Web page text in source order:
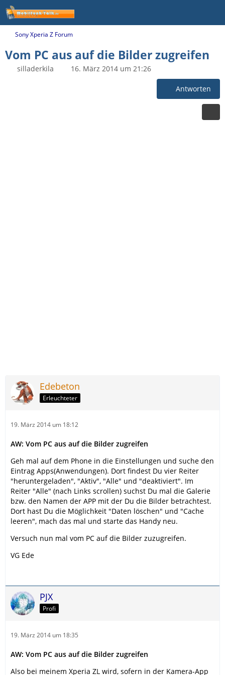
Sony Xperia Z Forum
Vom PC aus auf die Bilder zugreifen
silladerkila 16. März 2014 um 21:26
Antworten
Edebeton
Erleuchteter
19. März 2014 um 18:12
AW: Vom PC aus auf die Bilder zugreifen
Geh mal auf dem Phone in die Einstellungen und suche den
Eintrag Apps(Anwendungen). Dort findest Du vier Reiter
"heruntergeladen", "Aktiv", "Alle" und "deaktiviert". Im
Reiter "Alle" (nach Links scrollen) suchst Du mal die Galerie
bzw. den Namen der APP mit der Du die Bilder betrachtest.
Dort hast Du die Möglichkeit "Daten löschen" und "Cache
leeren", mach das mal und starte das Handy neu.
Versuch nun mal vom PC auf die Bilder zuzugreifen.
VG Ede
PJX
Profi
19. März 2014 um 18:35
AW: Vom PC aus auf die Bilder zugreifen
Also bei meinem Xperia ZL wird, sofern in der Kamera-App